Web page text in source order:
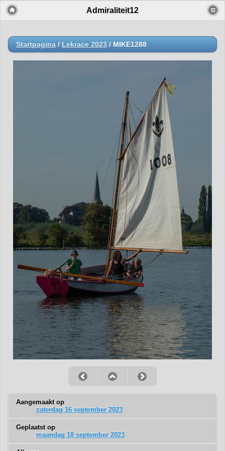
Admiraliteit12
Startpagina / Lekrace 2023 / MIKE1288
Aangemaakt op
zaterdag 16 september 2023
Geplaatst op
maandag 18 september 2023